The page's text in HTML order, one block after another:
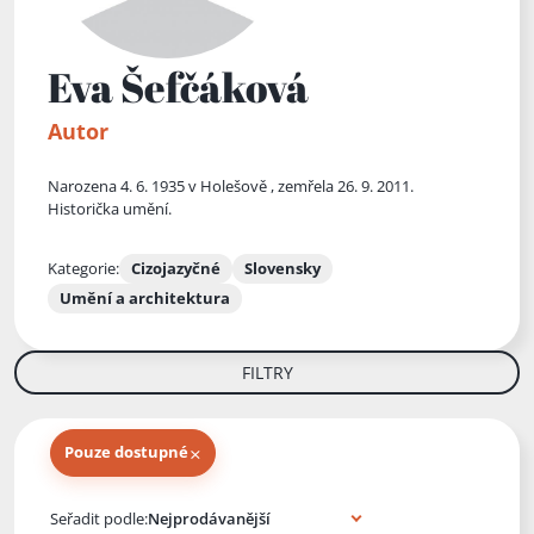
Eva Šefčáková
Autor
Narozena 4. 6. 1935 v Holešově , zemřela 26. 9. 2011.
Historička umění.
Kategorie: Cizojazyčné
Slovensky
Umění a architektura
FILTRY
Pouze dostupné×
Seřadit podle: